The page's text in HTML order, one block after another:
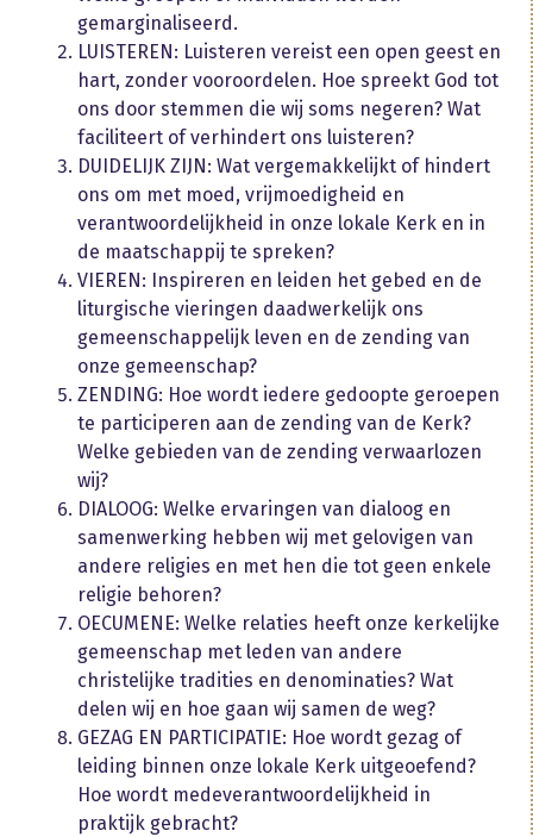
gemarginaliseerd.
LUISTEREN: Luisteren vereist een open geest en
hart, zonder vooroordelen. Hoe spreekt God tot
ons door stemmen die wij soms negeren? Wat
faciliteert of verhindert ons luisteren?
DUIDELIJK ZIJN: Wat vergemakkelijkt of hindert
ons om met moed, vrijmoedigheid en
verantwoordelijkheid in onze lokale Kerk en in
de maatschappij te spreken?
VIEREN: Inspireren en leiden het gebed en de
liturgische vieringen daadwerkelijk ons
gemeenschappelijk leven en de zending van
onze gemeenschap?
ZENDING: Hoe wordt iedere gedoopte geroepen
te participeren aan de zending van de Kerk?
Welke gebieden van de zending verwaarlozen
wij?
DIALOOG: Welke ervaringen van dialoog en
samenwerking hebben wij met gelovigen van
andere religies en met hen die tot geen enkele
religie behoren?
OECUMENE: Welke relaties heeft onze kerkelijke
gemeenschap met leden van andere
christelijke tradities en denominaties? Wat
delen wij en hoe gaan wij samen de weg?
GEZAG EN PARTICIPATIE: Hoe wordt gezag of
leiding binnen onze lokale Kerk uitgeoefend?
Hoe wordt medeverantwoordelijkheid in
praktijk gebracht?